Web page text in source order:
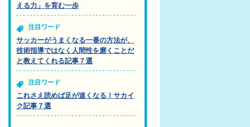
える力」を育む一歩
注目ワード
サッカーがうまくなる一番の方法が、
技術指導ではなく人間性を磨くことだ
と教えてくれる記事７選
注目ワード
これさえ読めば足が速くなる！サカイ
ク記事７選